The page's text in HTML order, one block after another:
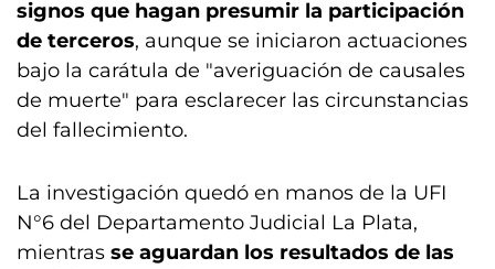
signos que hagan presumir la participación
de terceros, aunque se iniciaron actuaciones
bajo la carátula de "averiguación de causales
de muerte" para esclarecer las circunstancias
del fallecimiento.
La investigación quedó en manos de la UFI
N°6 del Departamento Judicial La Plata,
mientras se aguardan los resultados de las